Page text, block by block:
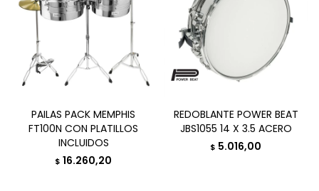
PAILAS PACK MEMPHIS
FT100N CON PLATILLOS
INCLUIDOS
$ 16.260,20
REDOBLANTE POWER BEAT
JBS1055 14 X 3.5 ACERO
$ 5.016,00